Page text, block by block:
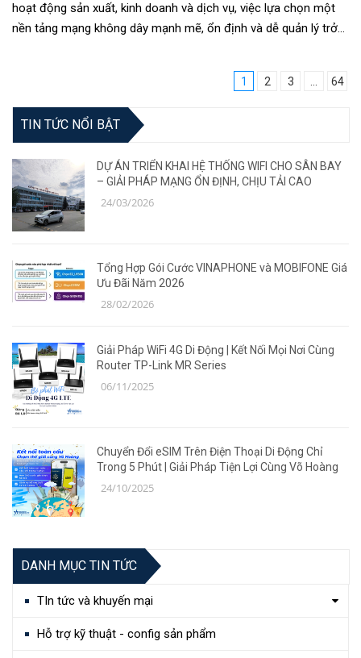
hoạt động sản xuất, kinh doanh và dịch vụ, việc lựa chọn một
nền tảng mạng không dây mạnh mẽ, ổn định và dễ quản lý trở
1 2 3 ... 64
TIN TỨC NỔI BẬT
DỰ ÁN TRIỂN KHAI HỆ THỐNG WIFI CHO SÂN BAY
– GIẢI PHÁP MẠNG ỔN ĐỊNH, CHỊU TẢI CAO
24/03/2026
Tổng Hợp Gói Cước VINAPHONE và MOBIFONE Giá
Ưu Đãi Năm 2026
28/02/2026
Giải Pháp WiFi 4G Di Động | Kết Nối Mọi Nơi Cùng
Router TP-Link MR Series
06/11/2025
Chuyển Đổi eSIM Trên Điện Thoại Di Động Chỉ
Trong 5 Phút | Giải Pháp Tiện Lợi Cùng Võ Hoàng
24/10/2025
DANH MỤC TIN TỨC
TIn tức và khuyến mại
Hỗ trợ kỹ thuật - config sản phẩm